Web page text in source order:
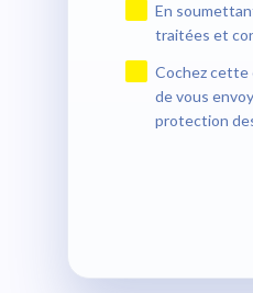
En
traitées et
Cochez cette
de vous
protection